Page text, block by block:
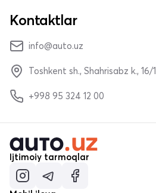
Kontaktlar
info@auto.uz
Toshkent sh., Shahrisabz k., 16/1
+998 95 324 12 00
Ijtimoiy tarmoqlar